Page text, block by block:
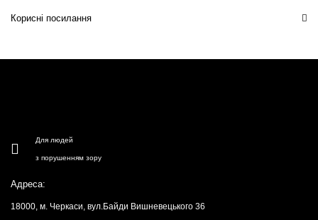
Корисні посилання
Для людей
з порушенням зору
Адреса:
18000, м. Черкаси, вул.Байди Вишневецького 36